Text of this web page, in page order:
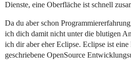
Dienste, eine Oberfläche ist schnell
Da du aber schon
ich dich damit nicht unter die blutigen
ich dir aber eher Eclipse. Eclipse ist eine
geschriebene OpenSource